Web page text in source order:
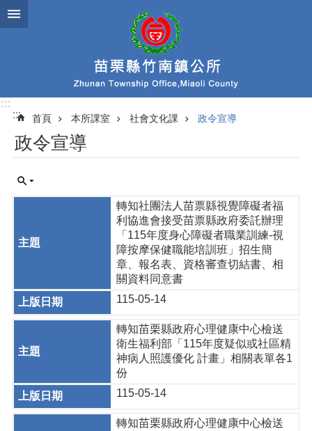
跳到主要內容區塊
:::
:::
首頁 本所課室 社會文化課 政令宣導
政令宣導
轉知社團法人苗票縣視覺障礙者福
利協進會接受苗票縣政府委託辦理
「115年度身心障礙者職業訓練-視
障按摩保健職能培訓班」招生簡
章、報名表、資格審查切結書、相
關資料同意書
115-05-14
轉知苗栗縣政府心理健康中心檢送
衛生福利部「115年度疑似或社區精
神病人照護優化 計畫」相關表單各1
份
115-05-14
轉知苗栗縣政府心理健康中心檢送